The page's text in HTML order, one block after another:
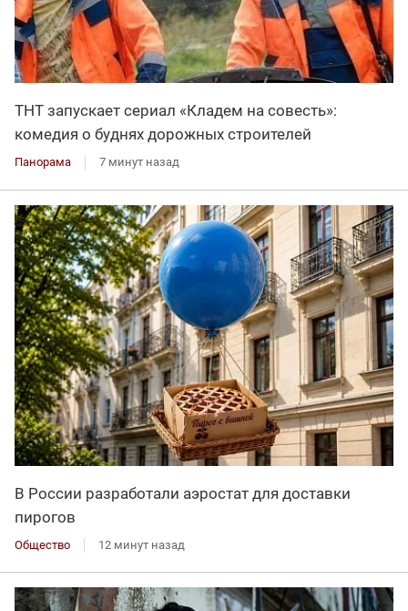
ТНТ запускает сериал «Кладем на совесть»:
комедия о буднях дорожных строителей
Панорама 7 минут назад
В России разработали аэростат для доставки
пирогов
Общество 12 минут назад